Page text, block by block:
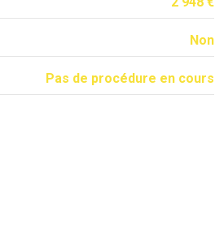
Non
Pas de procédure en cours